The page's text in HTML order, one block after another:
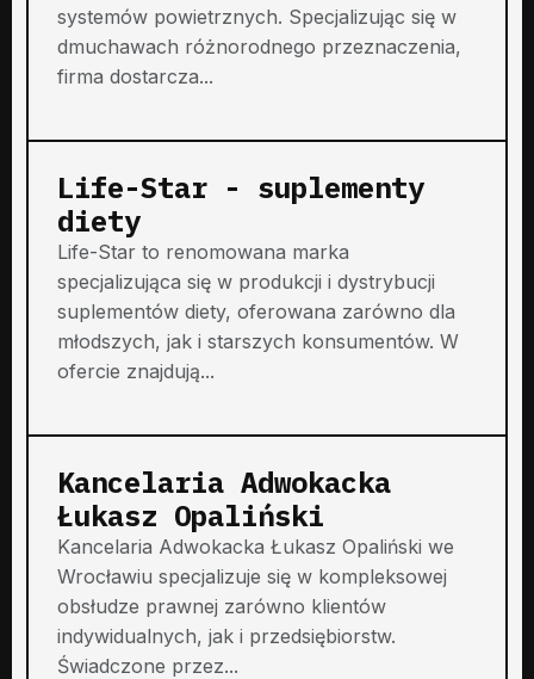
systemów powietrznych. Specjalizując się w
dmuchawach różnorodnego przeznaczenia,
firma dostarcza...
Life-Star - suplementy
diety
Life-Star to renomowana marka
specjalizująca się w produkcji i dystrybucji
suplementów diety, oferowana zarówno dla
młodszych, jak i starszych konsumentów. W
ofercie znajdują...
Kancelaria Adwokacka
Łukasz Opaliński
Kancelaria Adwokacka Łukasz Opaliński we
Wrocławiu specjalizuje się w kompleksowej
obsłudze prawnej zarówno klientów
indywidualnych, jak i przedsiębiorstw.
Świadczone przez...